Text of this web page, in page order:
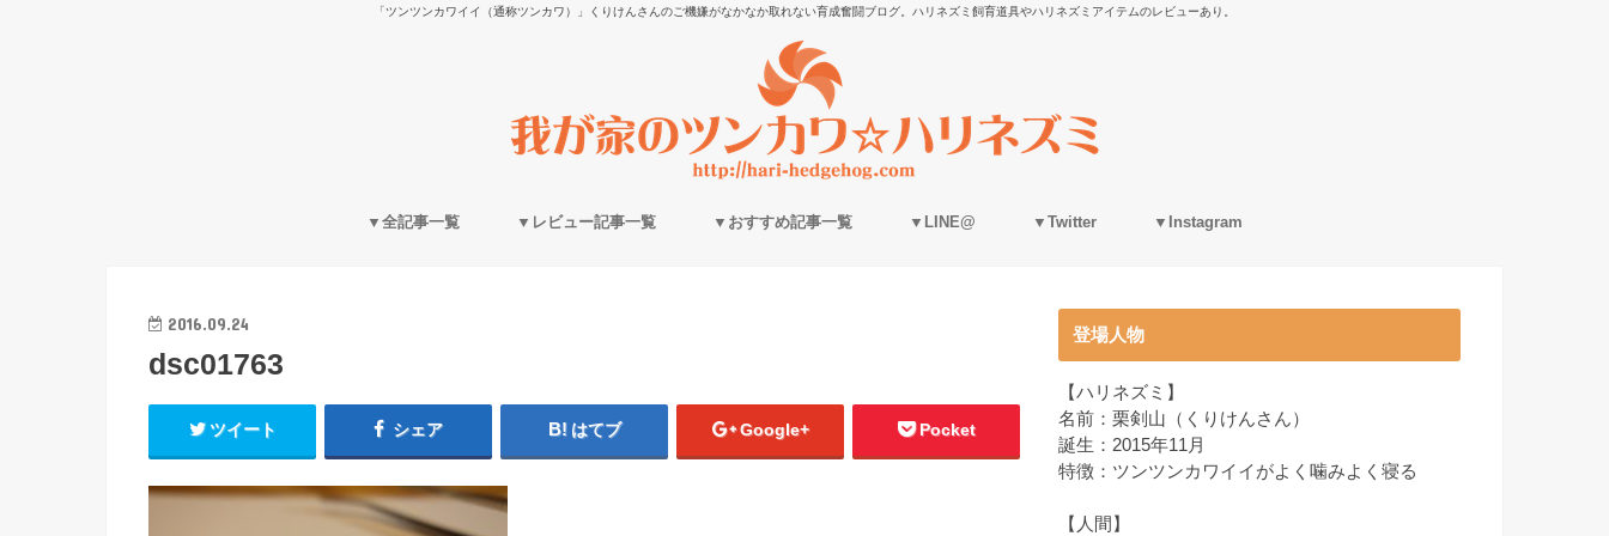
「ツンツンカワイイ（通称ツンカワ）」くりけんさんのご機嫌がなかなか取れない育成奮闘ブログ。ハリネズミ飼育道具やハリネズミアイテムのレビューあり。
▼全記事一覧 ▼レビュー記事一覧 ▼おすすめ記事一覧 ▼LINE@ ▼Twitter ▼Instagram
2016.09.24
dsc01763
ツイート シェア はてブ Google+ Pocket
登場人物
【ハリネズミ】
名前：栗剣山（くりけんさん）
誕生：2015年11月
特徴：ツンツンカワイイがよく噛みよく寝る
【人間】